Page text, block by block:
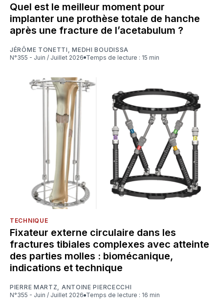
Quel est le meilleur moment pour
implanter une prothèse totale de hanche
après une fracture de l’acetabulum ?
JÉRÔME TONETTI ,MEDHI BOUDISSA
N°355 - Juin / Juillet 2026
Temps de lecture : 15 min
TECHNIQUE
Fixateur externe circulaire dans les
fractures tibiales complexes avec atteinte
des parties molles : biomécanique,
indications et technique
PIERRE MARTZ, ANTOINE PIERCECCHI
N°355 - Juin / Juillet 2026
Temps de lecture : 16 min